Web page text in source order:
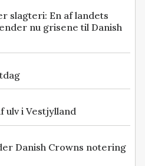
slagteri: En af landets
nu grisene til Danish
ulv i Vestjylland
Danish Crowns notering